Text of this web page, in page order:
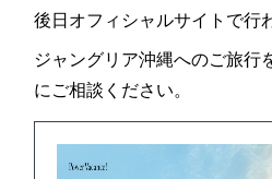
後日オフィシャルサイトで行
ジャングリア沖縄へのご旅行
にご相談ください。